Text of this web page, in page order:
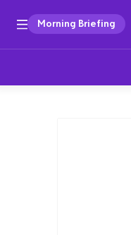
Morning Briefing